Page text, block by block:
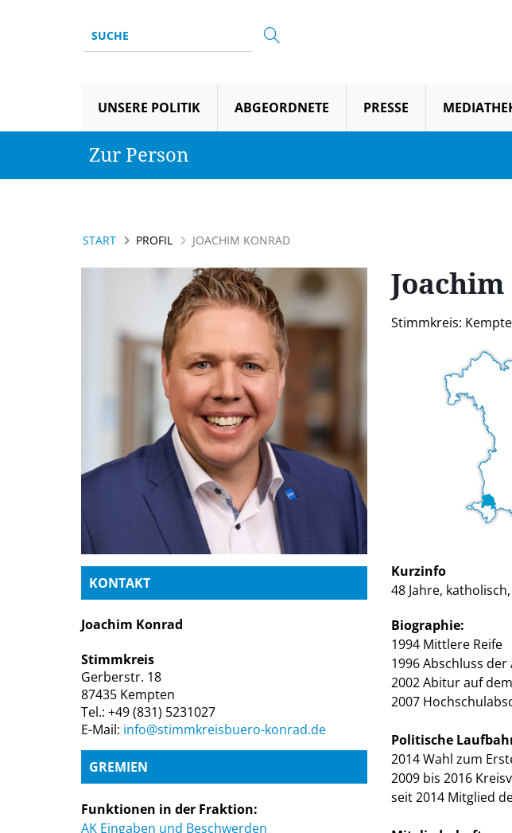
UNSERE POLITIK ABGEORDNETE PRESSE
Zur Person
START PROFIL JOACHIM KONRAD
KONTAKT
Joachim Konrad
Stimmkreis
Gerberstr. 18
87435 Kempten
Tel.: +49 (831) 5231027
E-Mail: info@stimmkreisbuero-konrad.de
GREMIEN
Funktionen in der Fraktion:
AK Eingaben und Beschwerden
Joachim
Stimmkreis:
Kurzinfo
48 Jahre,
Biographie:
1994 Mittlere Reife
1996 Abschluss
2002 Abitur auf
2007
Politische
2014 Wahl zum
2009 bis 2016
seit 2014 Mitglied